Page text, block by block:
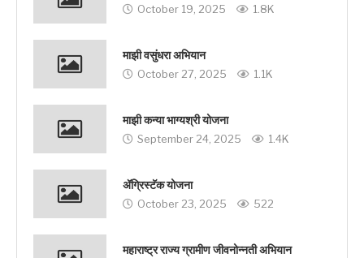
October 19, 2025 1.8K
माझी वसुंधरा अभियान
October 27, 2025 1.1K
माझी कन्या भाग्यश्री योजना
September 24, 2025 1.4K
ॲग्रिस्टॅक योजना
October 23, 2025 522
महाराष्ट्र राज्य ग्रामीण जीवनोन्नती अभियान